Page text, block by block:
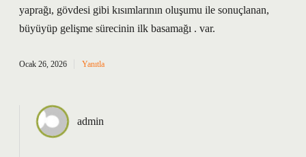
yaprağı, gövdesi gibi kısımlarının oluşumu ile sonuçlanan,
büyüyüp gelişme sürecinin ilk basamağı . var.
Ocak 26, 2026 Yanıtla
admin